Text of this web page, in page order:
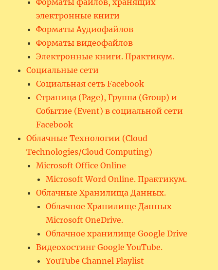
Форматы файлов, хранящих
электронные книги
Форматы Аудиофайлов
Форматы видеофайлов
Электронные книги. Практикум.
Социальные сети
Социальная сеть Facebook
Страница (Page), Группа (Group) и
Событие (Event) в социальной сети
Facebook
Облачные Технологии (Cloud
Technologies/Cloud Computing)
Microsoft Office Online
Microsoft Word Online. Практикум.
Облачные Хранилища Данных.
Облачное Хранилище Данных
Microsoft OneDrive.
Облачное хранилище Google Drive
Видеохостинг Google YouTube.
YouTube Channel Playlist